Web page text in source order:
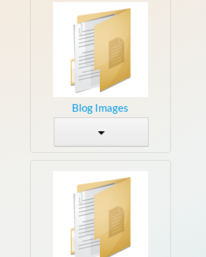
Blog Images